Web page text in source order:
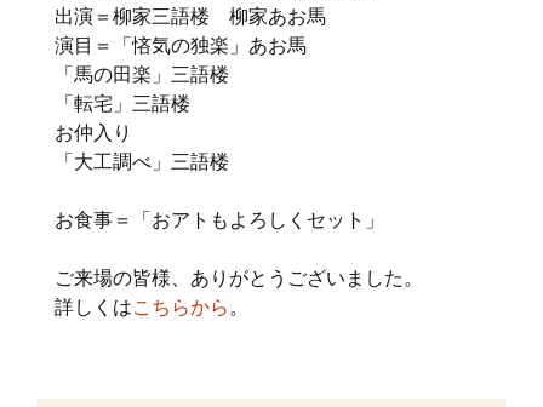
出演＝柳家三語楼 柳家あお馬
演目＝「悋気の独楽」あお馬
「馬の田楽」三語楼
「転宅」三語楼
お仲入り
「大工調べ」三語楼
お食事＝「おアトもよろしくセット」
ご来場の皆様、ありがとうございました。
詳しくはこちらから。